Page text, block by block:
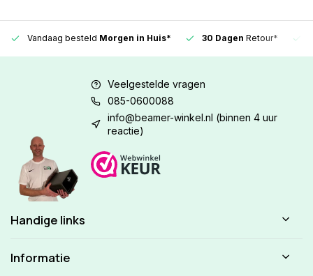
Vandaag besteld Morgen in Huis* 30 Dagen Retour*
Veelgestelde vragen
085-0600088
info@beamer-winkel.nl (binnen 4 uur
reactie)
Handige links
Informatie